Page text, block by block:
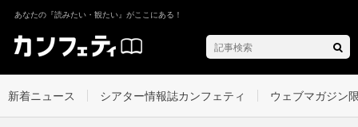
あなたの『読みたい・観たい』がここにある！
新着ニュース シアター情報誌カンフェティ ウェブマガジン